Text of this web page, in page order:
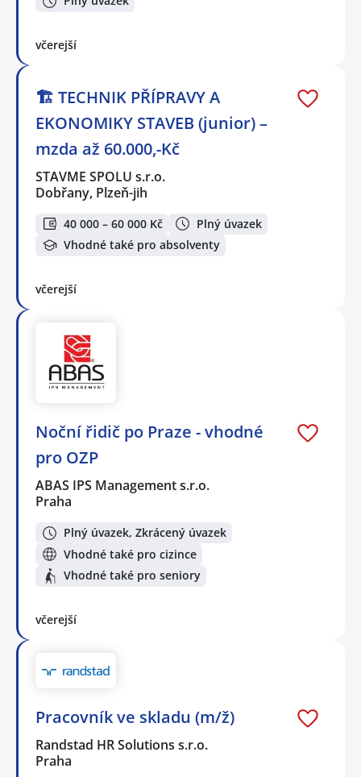
včerejší
🏗️ TECHNIK PŘÍPRAVY A
EKONOMIKY STAVEB (junior) –
mzda až 60.000,-Kč
STAVME SPOLU s.r.o.
Dobřany, Plzeň-jih
40 000 – 60 000 Kč
Plný úvazek
Vhodné také pro absolventy
včerejší
Noční řidič po Praze - vhodné
pro OZP
ABAS IPS Management s.r.o.
Praha
Plný úvazek, Zkrácený úvazek
Vhodné také pro cizince
Vhodné také pro seniory
včerejší
Pracovník ve skladu (m/ž)
Randstad HR Solutions s.r.o.
Praha